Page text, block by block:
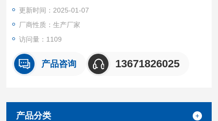
更新时间：2025-01-07
厂商性质：生产厂家
访问量：1109
产品咨询 13671826025
产品分类